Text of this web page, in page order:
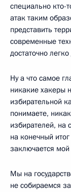
специально кто-
атак таким
представить
современные
достаточно
Ну а что самое
никакие хакеры
избирательной
понимаете,
избирателей, на
на конечный
заключается мой
Мы на
не собираемся